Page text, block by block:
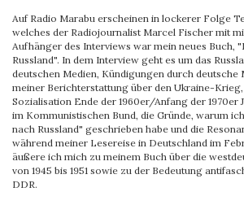
Auf Radio Marabu erscheinen in lockerer Folge
welches der Radiojournalist Marcel Fischer mit
Aufhänger des Interviews war mein neues Buch,
Russland". In dem Interview geht es um das
deutschen Medien, Kündigungen durch deutsche
meiner Berichterstattung über den Ukraine-
Sozialisation Ende der 1960er/Anfang der 1970er
im Kommunistischen Bund, die Gründe, warum
nach Russland" geschrieben habe und die
während meiner Lesereise in Deutschland im
äußere ich mich zu meinem Buch über die
von 1945 bis 1951 sowie zu der Bedeutung
DDR.